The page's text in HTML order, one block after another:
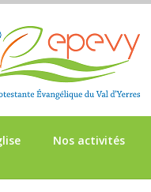
Nos activités